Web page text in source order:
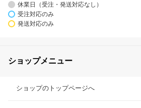
休業日（受注・発送対応なし）
受注対応のみ
発送対応のみ
ショップメニュー
ショップのトップページへ